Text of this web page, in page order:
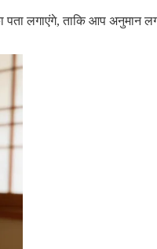
पता लगाएंगे, ताकि आप अनुमान